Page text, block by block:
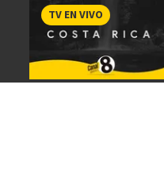
TV EN VIVO